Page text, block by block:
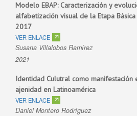
Modelo EBAP: Caracterización y
alfabetización visual de la Etapa
2017
VER ENLACE
Susana Villalobos Ramírez
2021
Identidad Culutral como manifestación
ajenidad en Latinoamérica
VER ENLACE
Daniel Montero Rodríguez